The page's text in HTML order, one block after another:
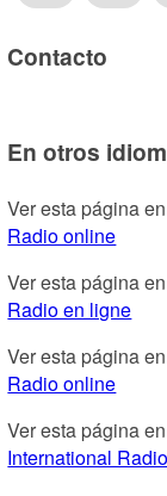
Contacto
En otros
Ver esta página
Radio online
Ver esta página
Radio en ligne
Ver esta página
Radio online
Ver esta página
International